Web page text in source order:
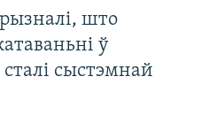
што
ў
сыстэмнай